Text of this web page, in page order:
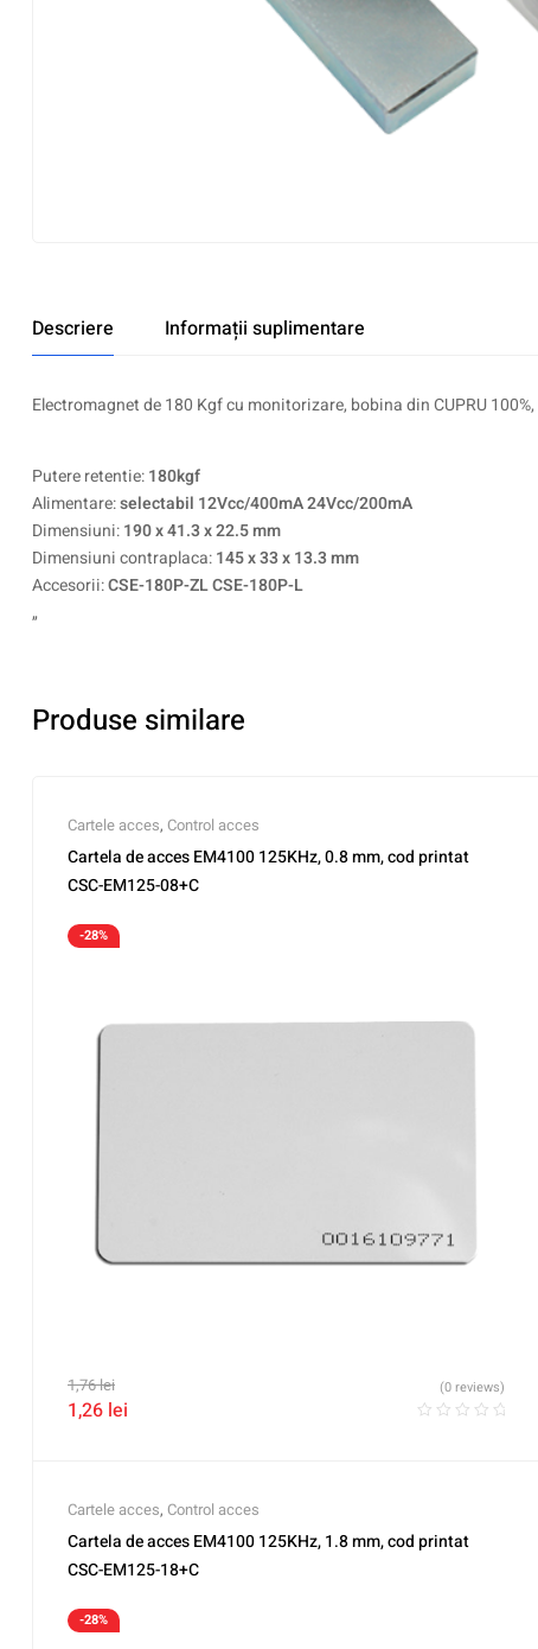
Descriere Informații suplimentare
Electromagnet de 180 Kgf cu monitorizare, bobina din CUPRU
Putere retentie:180kgf
Alimentare:selectabil 12Vcc/400mA 24Vcc/200mA
Dimensiuni:190 x 41.3 x 22.5 mm
Dimensiuni contraplaca:145 x 33 x 13.3 mm
Accesorii:CSE-180P-ZL CSE-180P-L
„
Produse similare
Cartele acces, Control acces
Cartela de acces EM4100 125KHz, 0.8 mm, cod printat
CSC-EM125-08+C
-28%
1,76lei
1,26 lei
(0 reviews)
Cartele acces, Control acces
Cartela de acces EM4100 125KHz, 1.8 mm, cod printat
CSC-EM125-18+C
-28%